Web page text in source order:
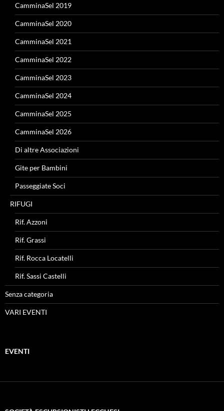
CamminaSel 2019
CamminaSel 2020
CamminaSel 2021
CamminaSel 2022
CamminaSel 2023
CamminaSel 2024
CamminaSel 2025
CamminaSel 2026
Di altre Associazioni
Gite per Bambini
Passeggiate Soci
RIFUGI
Rif. Azzoni
Rif. Grassi
Rif. Rocca Locatelli
Rif. Sassi Castelli
Senza categoria
VARI EVENTI
EVENTI